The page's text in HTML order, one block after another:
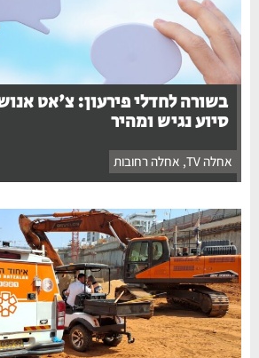
בשורה לחדלי פירעון: צ'אט אנושי
סיוע נגיש ומהיר
אחלה TV ,אחלה רחובות